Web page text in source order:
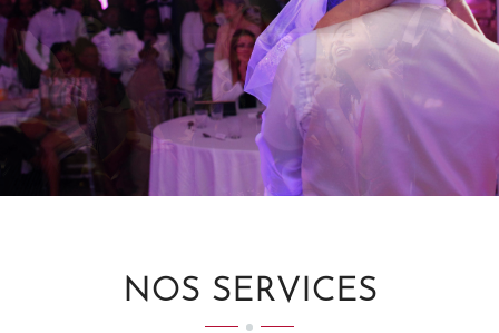
EVENEMENT HAUT DE GAMME
NOS SERVICES